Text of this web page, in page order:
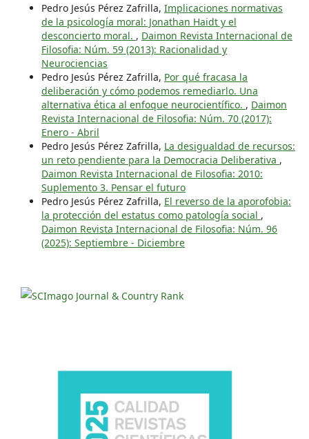
Pedro Jesús Pérez Zafrilla, Implicaciones normativas
de la psicología moral: Jonathan Haidt y el
desconcierto moral. , Daimon Revista Internacional de
Filosofia: Núm. 59 (2013): Racionalidad y
Neurociencias
Pedro Jesús Pérez Zafrilla, Por qué fracasa la
deliberación y cómo podemos remediarlo. Una
alternativa ética al enfoque neurocientífico. , Daimon
Revista Internacional de Filosofia: Núm. 70 (2017):
Enero - Abril
Pedro Jesús Pérez Zafrilla, La desigualdad de recursos:
un reto pendiente para la Democracia Deliberativa ,
Daimon Revista Internacional de Filosofia: 2010:
Suplemento 3. Pensar el futuro
Pedro Jesús Pérez Zafrilla, El reverso de la aporofobia:
la protección del estatus como patología social ,
Daimon Revista Internacional de Filosofia: Núm. 96
(2025): Septiembre - Diciembre